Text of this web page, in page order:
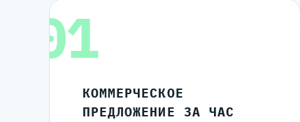
01
КОММЕРЧЕСКОЕ
ПРЕДЛОЖЕНИЕ ЗА ЧАС